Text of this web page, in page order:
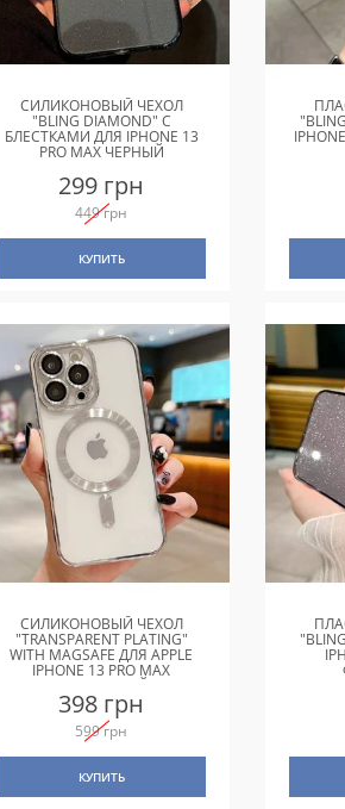
СИЛИКОНОВЫЙ ЧЕХОЛ
"BLING DIAMOND" С
БЛЕСТКАМИ ДЛЯ IPHONE 13
PRO MAX ЧЕРНЫЙ
299 грн
449 грн
КУПИТЬ
СИЛИКОНОВЫЙ ЧЕХОЛ
"TRANSPARENT PLATING"
WITH MAGSAFE ДЛЯ APPLE
IPHONE 13 PRO MAX
СЕРЕБРЯНЫЙ
398 грн
599 грн
КУПИТЬ